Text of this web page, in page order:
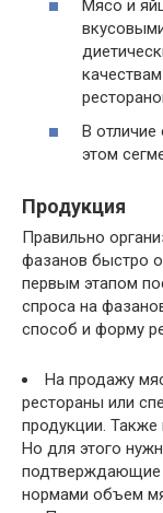
Мясо и
В отличие
этом
Продукция
Правильно
фазанов быстро
первым этапом
спроса на
способ и форму
На продажу
рестораны или
продукции.
Но для этого
подтверждающие
нормами объем